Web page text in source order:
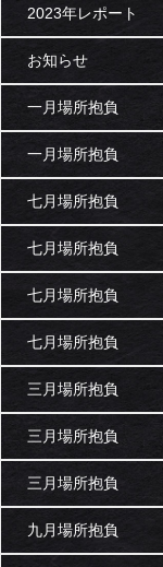
2023年レポート
お知らせ
一月場所抱負
一月場所抱負
七月場所抱負
七月場所抱負
七月場所抱負
七月場所抱負
三月場所抱負
三月場所抱負
三月場所抱負
九月場所抱負